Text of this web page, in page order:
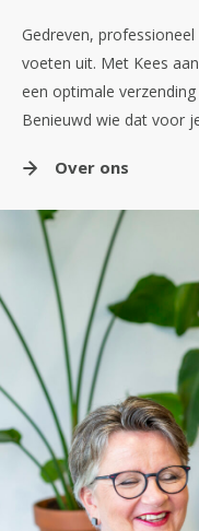
Gedreven,
voeten uit. Met Kees
een optimale
Benieuwd wie dat voor
Over ons